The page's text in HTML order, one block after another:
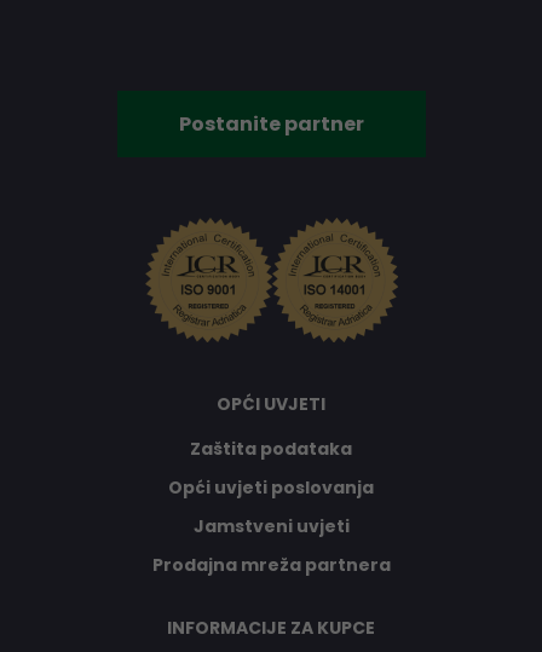
Postanite partner
OPĆI UVJETI
Zaštita podataka
Opći uvjeti poslovanja
Jamstveni uvjeti
Prodajna mreža partnera
INFORMACIJE ZA KUPCE